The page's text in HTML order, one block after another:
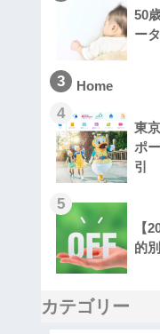
50
ー
3 Home
4
東
ポ
引
5
【
的
カテゴリー